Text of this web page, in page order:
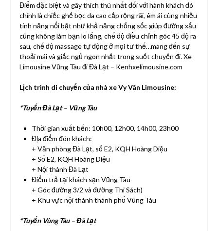
Điểm đặc biệt và gây thích thú nhất đối với hành khách đó
chính là chiếc ghế bọc da cao cấp rộng rãi, êm ái cùng nhiều
tính năng nổi bật như khả năng chống sốc giúp đường xấu
cũng không làm bạn lo lắng, chế độ điều chỉnh góc 45 độ ra
sau, chế độ massage tự động ở mọi tư thế…mang đến sự
thoải mái và giấc ngủ ngon nhất trong suốt chuyến đi. Xe
Limousine Vũng Tàu đi Đà Lạt – Kenhxelimousine.com
Lịch trình di chuyển của nhà xe Vy Vân Limousine:
*Tuyến Đà Lạt – Vũng Tàu
Thời gian xuất bến: 10h00, 12h00, 14h00, 23h00
Địa điểm đón khách:
+ Văn phòng Đà Lạt, số E2, KQH Hoàng Diệu
+ Số E2, KQH Hoàng Diệu
+ Nội thành Đà Lạt
Điểm trả tại khách sạn Vũng Tàu
+ Góc đường 3/2 và đường Thi Sách)
+ Khu vực nội thành thành phố Vũng Tàu
*Tuyến Vùng Tàu – Đà Lạt